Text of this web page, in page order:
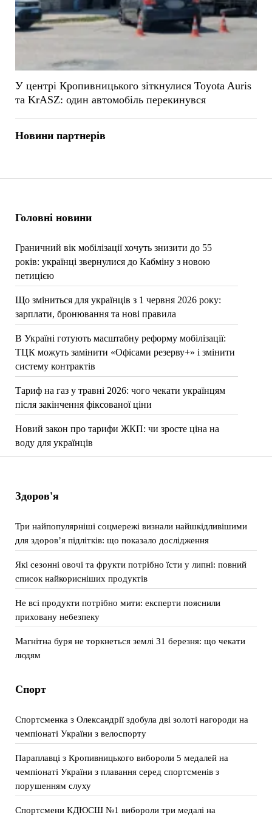
Головні новини
Граничний вік мобілізації хочуть знизити до 55
років: українці звернулися до Кабміну з новою
петицією
Що зміниться для українців з 1 червня 2026 року:
зарплати, бронювання та нові правила
В Україні готують масштабну реформу мобілізації:
ТЦК можуть замінити «Офісами резерву+» і змінити
систему контрактів
Тариф на газ у травні 2026: чого чекати українцям
після закінчення фіксованої ціни
Новий закон про тарифи ЖКП: чи зросте ціна на
воду для українців
У центрі Кропивницького зіткнулися Toyota Auris
та KrASZ: один автомобіль перекинувся
Новини партнерів
Здоров'я
Три найпопулярніші соцмережі визнали найшкідливішими
для здоров’я підлітків: що показало дослідження
Які сезонні овочі та фрукти потрібно їсти у липні: повний
список найкорисніших продуктів
Не всі продукти потрібно мити: експерти пояснили
приховану небезпеку
Магнітна буря не торкнеться землі 31 березня: що чекати
людям
Спорт
Спортсменка з Олександрії здобула дві золоті нагороди на
чемпіонаті України з велоспорту
Параплавці з Кропивницького вибороли 5 медалей на
чемпіонаті України з плавання серед спортсменів з
порушенням слуху
Спортсмени КДЮСШ №1 вибороли три медалі на